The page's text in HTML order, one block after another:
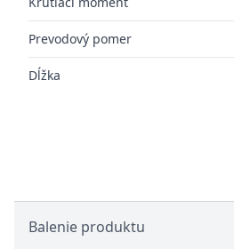
Prevodový pomer
Dĺžka
Balenie produktu